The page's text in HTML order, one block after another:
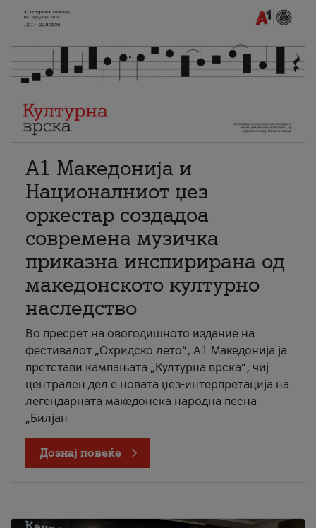
А1 Македонија и
Националниот џез
оркестар создадоа
современа музичка
приказна инспирирана од
македонското културно
наследство
Во пресрет на овогодишното издание на
фестивалот „Охридско лето“, А1 Македонија ја
претстави кампањата „Културна врска“, чиј
централен дел е новата џез-интерпретација на
легендарната македонска народна песна
„Билјан
Дознај повеќе